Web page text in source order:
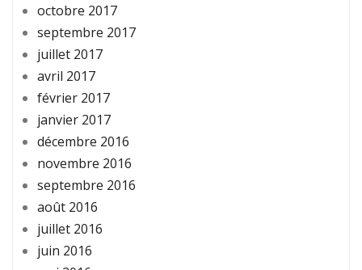
octobre 2017
septembre 2017
juillet 2017
avril 2017
février 2017
janvier 2017
décembre 2016
novembre 2016
septembre 2016
août 2016
juillet 2016
juin 2016